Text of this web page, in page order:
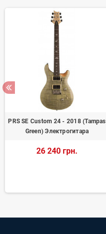
PRS SE Custom 24 - 2018 (Tampas
Green) Электрогитара
26 240 грн.